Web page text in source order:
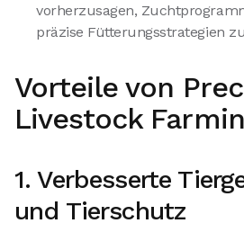
vorherzusagen,
präzise Fütterungsstrategien
Vorteile von
Livestock
1. Verbesserte
und Tierschutz